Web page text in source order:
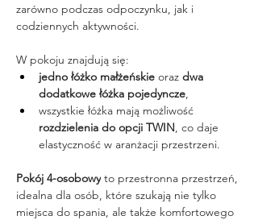
zarówno podczas odpoczynku, jak i
codziennych aktywności.
W pokoju znajdują się:
jedno łóżko małżeńskie oraz dwa
dodatkowe łóżka pojedyncze,
wszystkie łóżka mają możliwość
rozdzielenia do opcji TWIN, co daje
elastyczność w aranżacji przestrzeni.
Pokój 4-osobowy to przestronna przestrzeń,
idealna dla osób, które szukają nie tylko
miejsca do spania, ale także komfortowego